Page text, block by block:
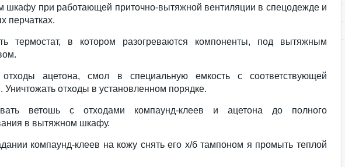
шкафу при работающей приточно-вытяжной вентиляции в спецодежде и
перчатках.
термостат, в котором разогреваются компоненты, под вытяжным
отходы ацетона, смол в специальную емкость с соответствующей
Уничтожать отходы в установленном порядке.
ветошь с отходами компаунд-клеев и ацетона до полного
в вытяжном шкафу.
компаунд-клеев на кожу снять его х/б тампоном я промыть теплой